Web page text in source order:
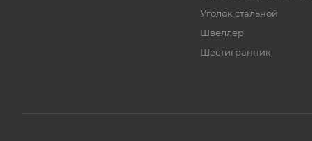
Уголок стальной
Швеллер
Шестигранник